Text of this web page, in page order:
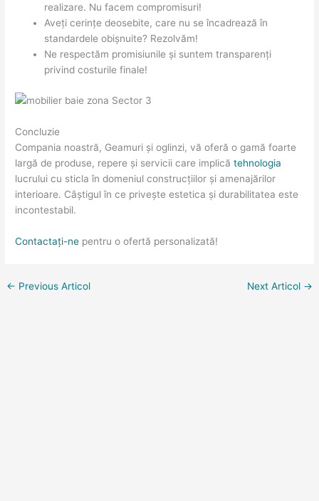
realizare. Nu facem compromisuri!
Aveți cerințe deosebite, care nu se încadrează în
standardele obișnuite? Rezolvăm!
Ne respectăm promisiunile și suntem transparenți
privind costurile finale!
Concluzie
Compania noastră, Geamuri și oglinzi, vă oferă o gamă foarte
largă de produse, repere și servicii care implicătehnologia
lucrului cu sticla în domeniul construcțiilor și amenajărilor
interioare. Câștigul în ce privește estetica și durabilitatea este
incontestabil.
Contactați-ne pentru o ofertă personalizată!
← Previous Articol Next Articol →